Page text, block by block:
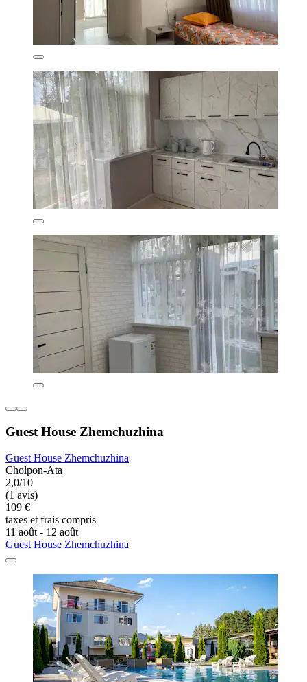
Guest House Zhemchuzhina
Guest House Zhemchuzhina
Cholpon-Ata
2,0/10
(1 avis)
109 €
taxes et frais compris
11 août - 12 août
Guest House Zhemchuzhina